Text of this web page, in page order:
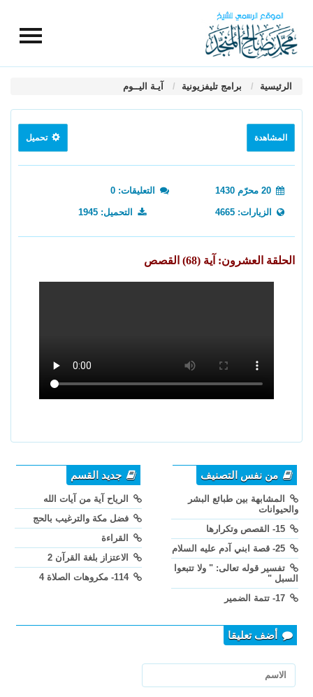
الرئيسية برامج تليفزيونية آيـة اليــوم
المشاهدة تحميل
التعليقات: 0
الزيارات: 4665 التحميل: 1945
الحلقة العشرون: آية (68) القصص
من نفس التصنيف
المشابهة بين طبائع البشر
والحيوانات
تفسير قوله تعالى: " ولا تتبعوا
السبل "
جديد القسم
الرياح آية من آيات الله
فضل مكة والترغيب بالحج
القراءة
الاعتزاز بلغة القرآن 2
114- مكروهات الصلاة 4
أضف تعليقا